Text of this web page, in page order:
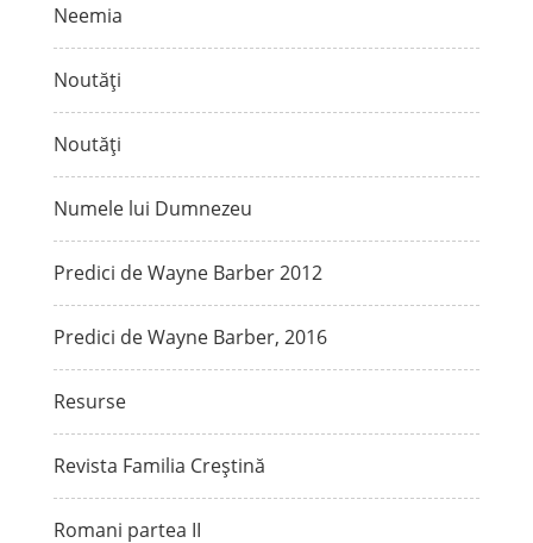
Neemia
Noutăți
Noutăți
Numele lui Dumnezeu
Predici de Wayne Barber 2012
Predici de Wayne Barber, 2016
Resurse
Revista Familia Creștină
Romani partea II